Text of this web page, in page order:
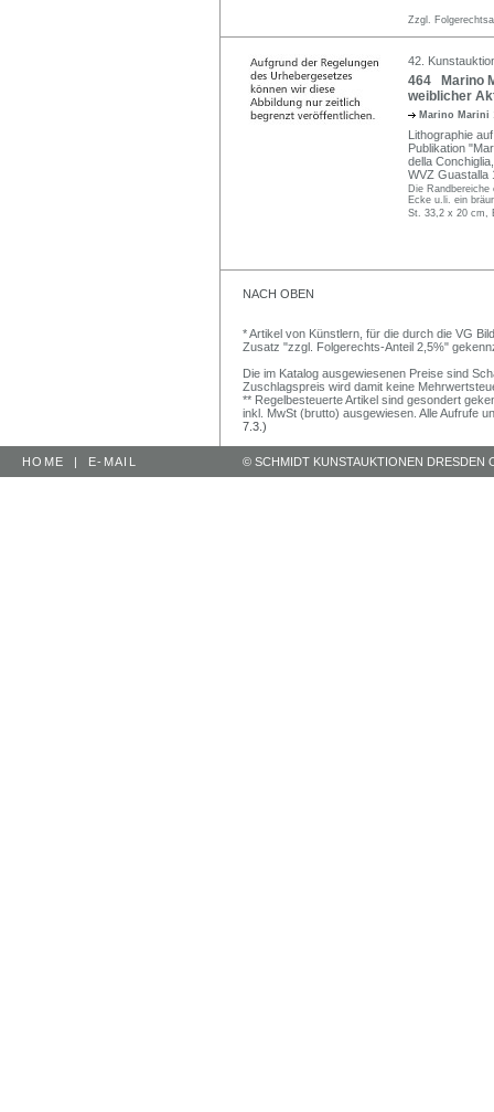
Zzgl.
42.
464 Marino
weiblicher
Marino Marini
Lithographie
Publikation
della
WVZ Guastalla
Die
Ecke u.li. ein
St. 33,2 x 20 cm,
NACH OBEN
* Artikel von Künstlern, für die durch die VG
Zusatz "zzgl. Folgerechts-Anteil 2,5%"
Die im Katalog ausgewiesenen Preise sind
Zuschlagspreis wird damit keine
** Regelbesteuerte Artikel sind gesondert
inkl. MwSt (brutto) ausgewiesen. Alle Aufrufe
7.3.)
HOME | E-MAIL © SCHMIDT KUNSTAUKTIONEN DRESDEN